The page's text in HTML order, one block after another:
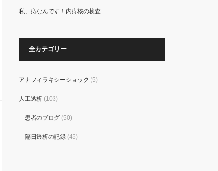
私、痔なんです！内痔核の検査
全カテゴリー
アナフィラキシーショック (5)
人工透析(103)
患者のブログ(50)
隔日透析の記録(46)